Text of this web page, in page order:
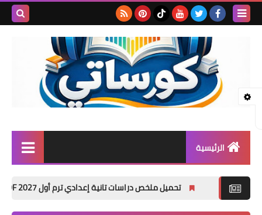
الرئيسية
تحميل ملخص دراسات تانية إعدادي ترم أول 2027 PDF | شرح + مراجعة + امتحانات وإجابات